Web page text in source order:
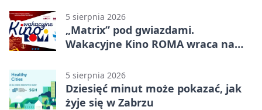
5 sierpnia 2026
„Matrix” pod gwiazdami.
Wakacyjne Kino ROMA wraca na
5 sierpnia 2026
Dziesięć minut może pokazać, jak
żyje się w Zabrzu